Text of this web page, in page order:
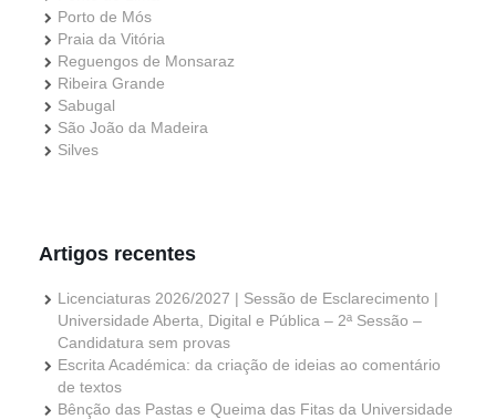
Porto de Mós
Praia da Vitória
Reguengos de Monsaraz
Ribeira Grande
Sabugal
São João da Madeira
Silves
Artigos recentes
Licenciaturas 2026/2027 | Sessão de Esclarecimento |
Universidade Aberta, Digital e Pública – 2ª Sessão –
Candidatura sem provas
Escrita Académica: da criação de ideias ao comentário
de textos
Bênção das Pastas e Queima das Fitas da Universidade